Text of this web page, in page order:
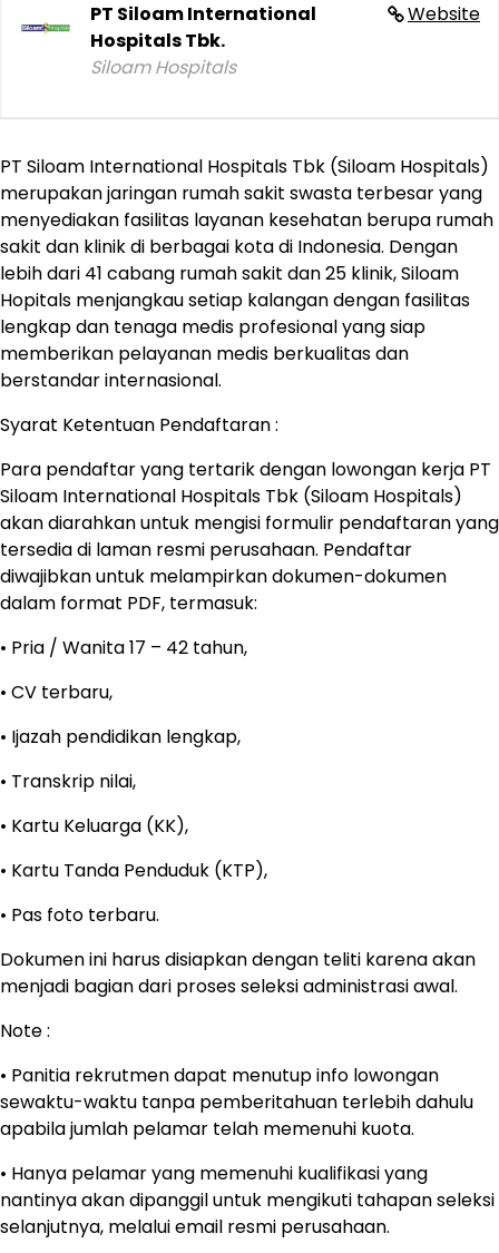
Website
PT Siloam International
Hospitals Tbk.
Siloam Hospitals
PT Siloam International Hospitals Tbk (Siloam Hospitals)
merupakan jaringan rumah sakit swasta terbesar yang
menyediakan fasilitas layanan kesehatan berupa rumah
sakit dan klinik di berbagai kota di Indonesia. Dengan
lebih dari 41 cabang rumah sakit dan 25 klinik, Siloam
Hopitals menjangkau setiap kalangan dengan fasilitas
lengkap dan tenaga medis profesional yang siap
memberikan pelayanan medis berkualitas dan
berstandar internasional.
Syarat Ketentuan Pendaftaran :
Para pendaftar yang tertarik dengan lowongan kerja PT
Siloam International Hospitals Tbk (Siloam Hospitals)
akan diarahkan untuk mengisi formulir pendaftaran yang
tersedia di laman resmi perusahaan. Pendaftar
diwajibkan untuk melampirkan dokumen-dokumen
dalam format PDF, termasuk:
• Pria / Wanita 17 – 42 tahun,
• CV terbaru,
• Ijazah pendidikan lengkap,
• Transkrip nilai,
• Kartu Keluarga (KK),
• Kartu Tanda Penduduk (KTP),
• Pas foto terbaru.
Dokumen ini harus disiapkan dengan teliti karena akan
menjadi bagian dari proses seleksi administrasi awal.
Note :
• Panitia rekrutmen dapat menutup info lowongan
sewaktu-waktu tanpa pemberitahuan terlebih dahulu
apabila jumlah pelamar telah memenuhi kuota.
• Hanya pelamar yang memenuhi kualifikasi yang
nantinya akan dipanggil untuk mengikuti tahapan seleksi
selanjutnya, melalui email resmi perusahaan.